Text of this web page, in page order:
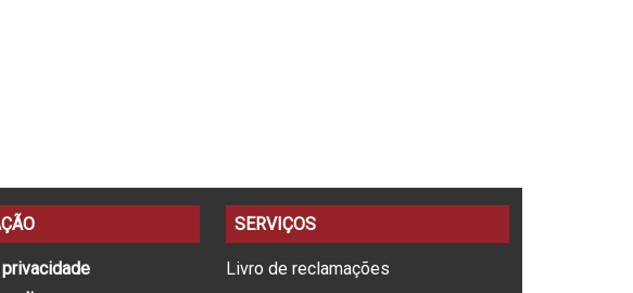
SERVIÇOS
Livro de reclamações